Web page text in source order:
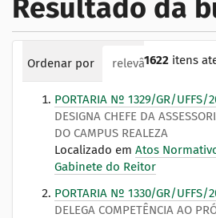
Resultado da
1622 itens
Ordenar por relevância
PORTARIA Nº 1329/GR/UFFS/
DESIGNA CHEFE DA
DO CAMPUS REALEZA
Localizado em Atos
Gabinete do Reitor
PORTARIA Nº 1330/GR/UFFS/
DELEGA COMPETÊNCIA AO